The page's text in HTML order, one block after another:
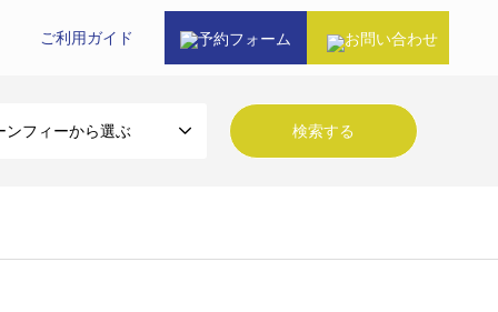
ご利⽤ガイド 予約フォーム お問い合わせ
ンフィーから選ぶ